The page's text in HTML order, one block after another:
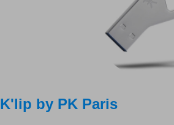
K'lip by PK Paris